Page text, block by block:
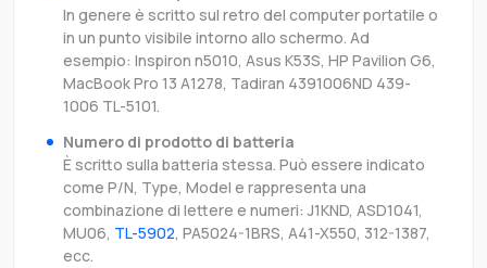
In genere è scritto sul retro del computer portatile o
in un punto visibile intorno allo schermo. Ad
esempio: Inspiron n5010, Asus K53S, HP Pavilion G6,
MacBook Pro 13 A1278, Tadiran 4391006ND 439-
1006 TL-5101.
Numero di prodotto di batteria
È scritto sulla batteria stessa. Può essere indicato
come P/N, Type, Model e rappresenta una
combinazione di lettere e numeri: J1KND, ASD1041,
MU06, TL-5902, PA5024-1BRS, A41-X550, 312-1387,
ecc.